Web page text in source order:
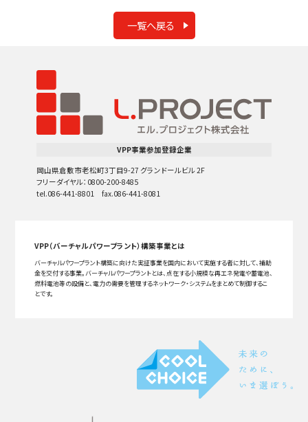
一覧へ戻る
VPP事業参加登録企業
岡山県倉敷市老松町3丁目9-27 グランドールビル 2F
フリーダイヤル：0800-200-8485
tel.086-441-8801 fax.086-441-8081
VPP（バーチャルパワープラント）構築事業とは
バーチャルパワープラント構築に向けた実証事業を国内において実施する者に対して、補助
金を交付する事業。バーチャルパワープラントとは、点在する小規模な再エネ発電や蓄電池、
燃料電池等の設備と、電力の需要を管理するネットワーク・システムをまとめて制御するこ
とです。